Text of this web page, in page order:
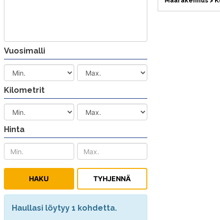
Vuosimalli
Kilometrit
Hinta
Haullasi löytyy 1 kohdetta.